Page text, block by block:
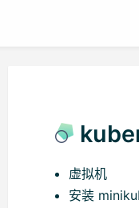
虚拟机
安装